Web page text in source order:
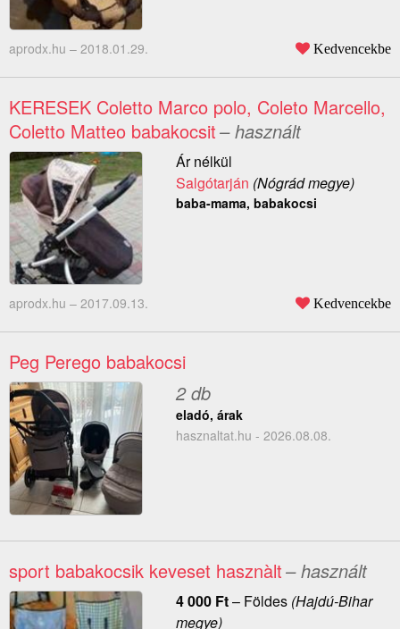
aprodx.hu – 2018.01.29. Kedvencekbe
KERESEK Coletto Marco polo, Coleto Marcello,
Coletto Matteo babakocsit– használt
Ár nélkül
Salgótarján (Nógrád megye)
baba-mama, babakocsi
aprodx.hu – 2017.09.13. Kedvencekbe
Peg Perego babakocsi
2 db
eladó, árak
hasznaltat.hu - 2026.08.08.
sport babakocsik keveset hasznàlt– használt
4 000 Ft– Földes(Hajdú-Bihar
megye)